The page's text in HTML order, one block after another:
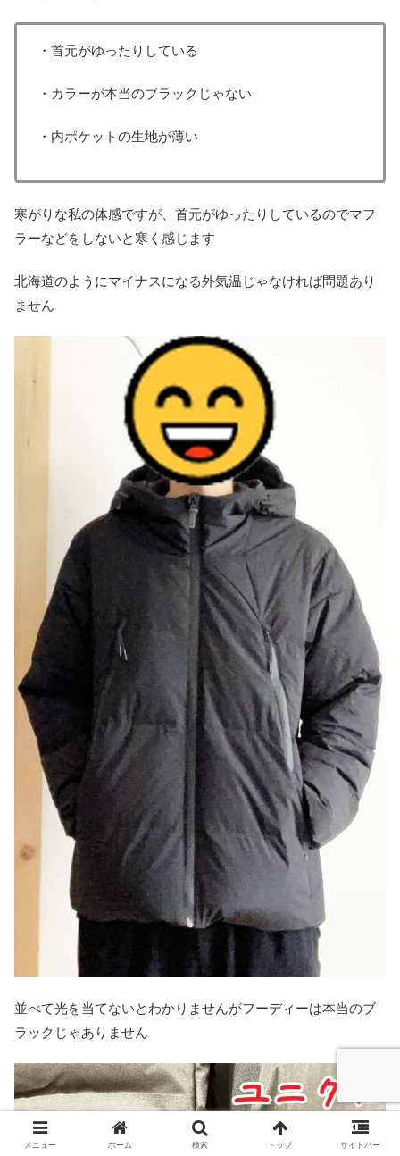
・首元がゆったりしている
・カラーが本当のブラックじゃない
・内ポケットの生地が薄い
寒がりな私の体感ですが、首元がゆったりしているのでマフ
ラーなどをしないと寒く感じます
北海道のようにマイナスになる外気温じゃなければ問題あり
ません
並べて光を当てないとわかりませんがフーディーは本当のブ
ラックじゃありません
メニュー ホーム 検索 トップ サイドバー